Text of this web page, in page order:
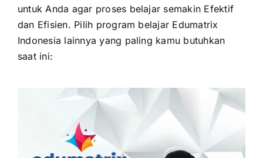
untuk Anda agar proses belajar semakin Efektif
dan Efisien. Pilih program belajar Edumatrix
Indonesia lainnya yang paling kamu butuhkan
saat ini: